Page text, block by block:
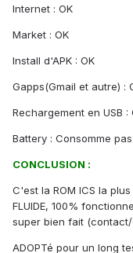
Internet : OK
Market : OK
Install d'APK : OK
Gapps(Gmail et autre) :
Rechargement en USB :
Battery : Consomme
CONCLUSION :
C'est la ROM ICS la
FLUIDE, 100%
super bien fait
ADOPTé pour un long